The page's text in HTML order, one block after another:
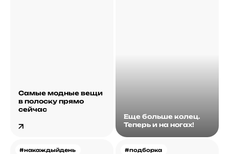
Самые модные вещи
в полоску прямо
сейчас
Еще больше колец.
Теперь и на ногах!
#накаждыйдень #подборка